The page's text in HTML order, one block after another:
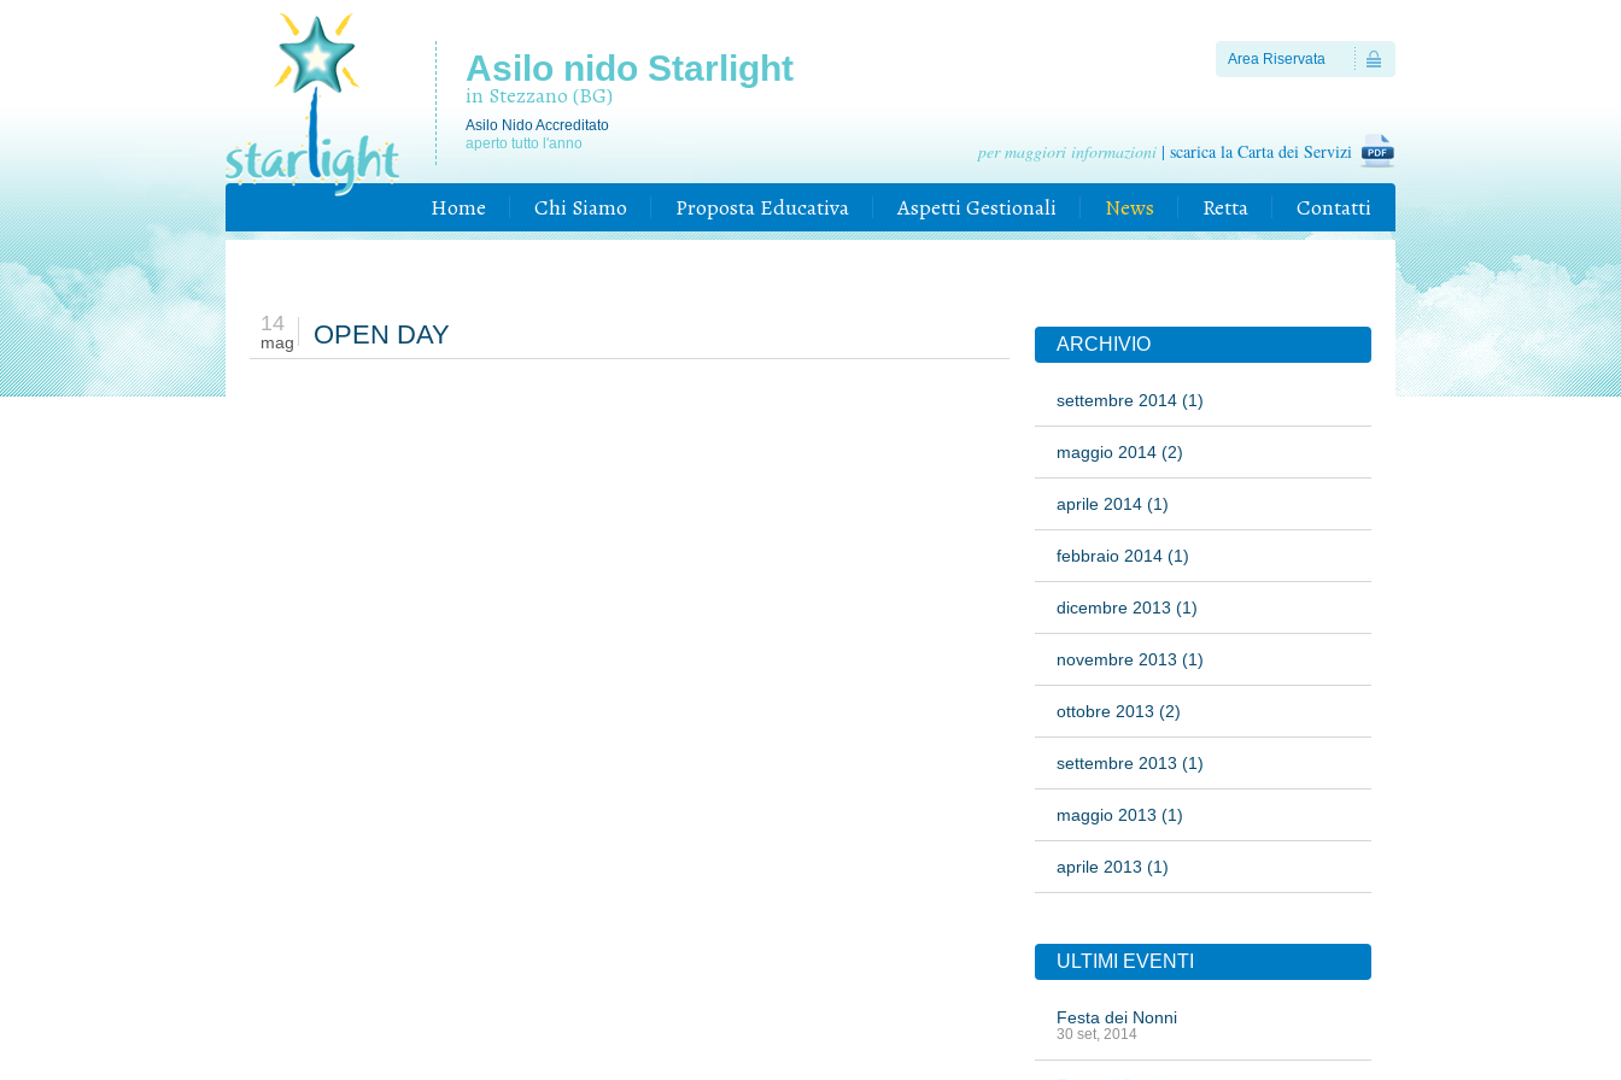
Asilo nido Starlight
in Stezzano (BG)
Asilo Nido Accreditato
aperto tutto l'anno
Area Riservata
per maggiori informazioni | scarica la Carta dei Servizi
Home Chi Siamo Proposta Educativa Aspetti Gestionali News Retta Contatti
14
mag OPEN DAY ARCHIVIO
settembre 2014 (1)
maggio 2014 (2)
aprile 2014 (1)
febbraio 2014 (1)
dicembre 2013 (1)
novembre 2013 (1)
ottobre 2013 (2)
settembre 2013 (1)
maggio 2013 (1)
aprile 2013 (1)
ULTIMI EVENTI
Festa dei Nonni
30 set, 2014